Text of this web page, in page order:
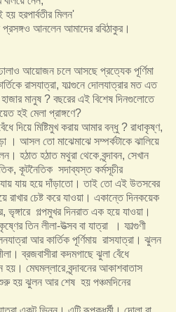
হরপার্বতীর মিলন'
প্রসঙ্গও আনলেন আমাদের রবিঠাকুর।
ঢালাও আয়োজন চলে আসছে প্রত্যেক পূর্ণিমা
রাসযাত্রা, ফাল্গুনে দোলযাত্রার মত এত
মানুষ ? বছরের এই বিশেষ দিনগুলোতে
হ‌ই মেলা প্রাঙ্গণে?
দিয়ে মিষ্টিমুখ করায় আমার বন্ধু ? রাধাকৃষ্ণ,
। আসল তো মাঝেমাঝে সম্পর্কটাকে ঝালিয়ে
হঠাত হঠাত মথুরা থেকে বৃন্দাবন, সেখান
কূটনৈতিক সদাব্যস্ত কর্মসূচীর
যায় যায় হয়ে দাঁড়াতো। তাই তো এই উতসবের
রাখার চেষ্ট করে যাওয়া। একান্তে দিনকয়েক
গল্পমুখর দিনরাত এক হয়ে যাওয়া।
তিন লীলা-উত্সব বা যাত্রা । ফাল্গুণী
আর কার্তিক পূর্ণিমায় রাসযাত্রা। ঝুলন
ব্রজবাসীরা কদমগাছে ঝুলা বেঁধে
মেঘমল্লারে বৃন্দাবনের আকাশবাতাস
হয় ঝুলন আর শেষ হয় পঞ্চমদিনের